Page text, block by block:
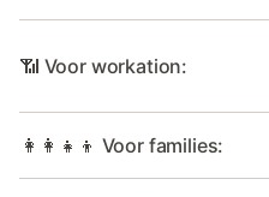
📶 Voor workation:
👩‍👩‍👧‍👦 Voor families: